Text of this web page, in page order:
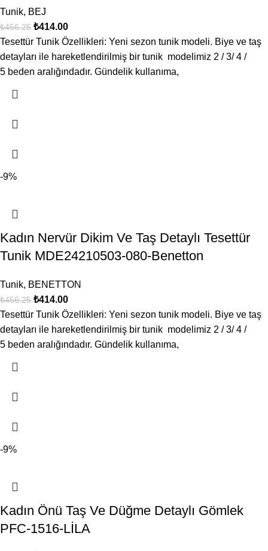
Tunik, BEJ
₺456.25 ₺414.00
Tesettür Tunik Özellikleri: Yeni sezon tunik modeli. Biye ve taş
detayları ile hareketlendirilmiş bir tunik modelimiz 2 / 3/ 4 /
5 beden aralığındadır. Gündelik kullanıma,
-9%
Kadın Nervür Dikim Ve Taş Detaylı Tesettür
Tunik MDE24210503-080-Benetton
Tunik, BENETTON
₺456.25 ₺414.00
Tesettür Tunik Özellikleri: Yeni sezon tunik modeli. Biye ve taş
detayları ile hareketlendirilmiş bir tunik modelimiz 2 / 3/ 4 /
5 beden aralığındadır. Gündelik kullanıma,
-9%
Kadın Önü Taş Ve Düğme Detaylı Gömlek
PFC-1516-LİLA